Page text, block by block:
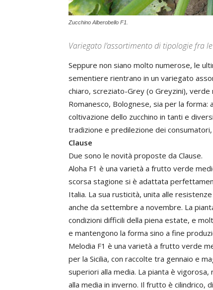
Zucchino Alberobello F1.
Variegato l’assortimento di tipologie fra
Seppure non siano molto numerose, le
sementiere rientrano in un variegato
chiaro, screziato-Grey (o Greyzini),
Romanesco, Bolognese, sia per la forma:
coltivazione dello zucchino in tanti e
tradizione e predilezione dei
Clause
Due sono le novità proposte da Clause.
Aloha F1 è una varietà a frutto verde
scorsa stagione si è adattata
Italia. La sua rusticità, unita alle
anche da settembre a novembre. La
condizioni difficili della piena estate, e
e mantengono la forma sino a fine
Melodia F1 è una varietà a frutto verde
per la Sicilia, con raccolte tra gennaio e
superiori alla media. La pianta è
alla media in inverno. Il frutto è cilindrico,